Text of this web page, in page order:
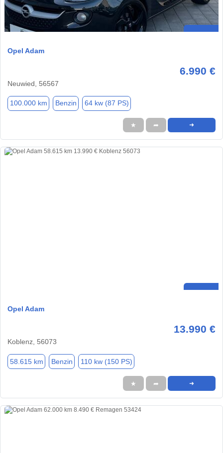
Opel Adam
6.990 €
Neuwied, 56567
100.000 km Benzin 64 kw (87 PS)
★ ➦ ➜
Opel Adam
13.990 €
Koblenz, 56073
58.615 km Benzin 110 kw (150 PS)
★ ➦ ➜